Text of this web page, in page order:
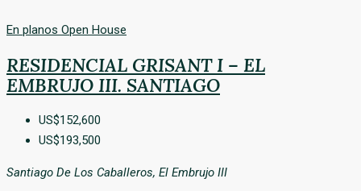
En planos Open House
RESIDENCIAL GRISANT I – EL
EMBRUJO III. SANTIAGO
US$152,600
US$193,500
Santiago De Los Caballeros, El Embrujo III